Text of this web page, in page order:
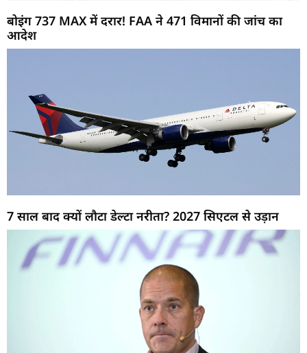
बोइंग 737 MAX में दरार! FAA ने 471 विमानों की जांच का
आदेश
7 साल बाद क्यों लौटा डेल्टा नरीता? 2027 सिएटल से उड़ान